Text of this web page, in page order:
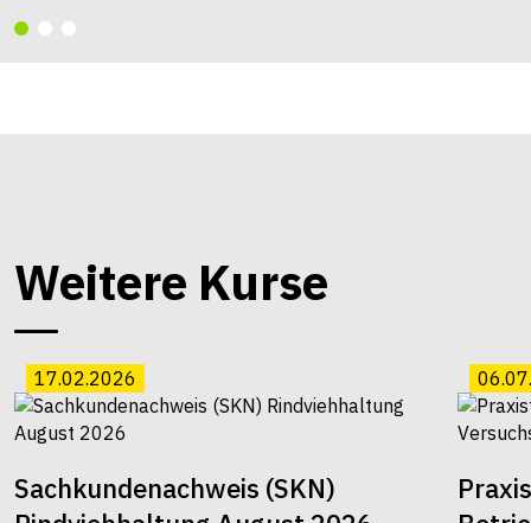
Weitere Kurse
17.02.2026
Sachkundenachweis (SKN)